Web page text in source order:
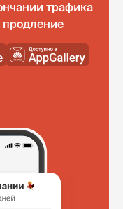
трафика